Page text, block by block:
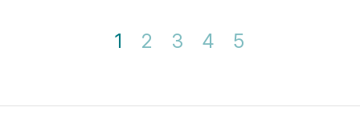
1 2 3 4 5